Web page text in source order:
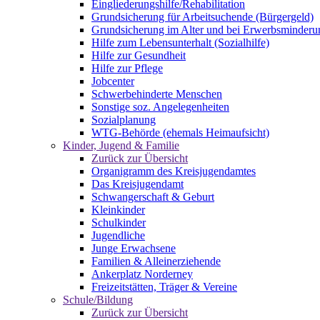
Eingliederungshilfe/Rehabilitation
Grundsicherung für Arbeitsuchende (Bürgergeld)
Grundsicherung im Alter und bei
Hilfe zum Lebensunterhalt (Sozialhilfe)
Hilfe zur Gesundheit
Hilfe zur Pflege
Jobcenter
Schwerbehinderte Menschen
Sonstige soz. Angelegenheiten
Sozialplanung
WTG-Behörde (ehemals Heimaufsicht)
Kinder, Jugend & Familie
Zurück zur Übersicht
Organigramm des Kreisjugendamtes
Das Kreisjugendamt
Schwangerschaft & Geburt
Kleinkinder
Schulkinder
Jugendliche
Junge Erwachsene
Familien & Alleinerziehende
Ankerplatz Norderney
Freizeitstätten, Träger & Vereine
Schule/Bildung
Zurück zur Übersicht